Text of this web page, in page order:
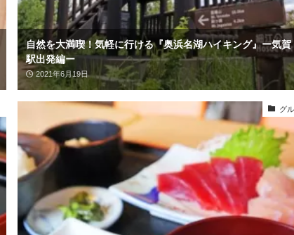
自然を大満喫！気軽に行ける『奥浜名湖ハイキング』ー気賀
駅出発編ー
2021年6月19日
グ